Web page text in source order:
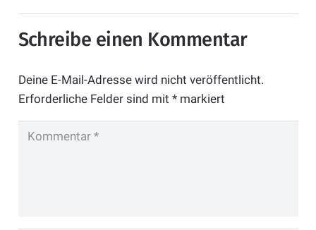
Schreibe einen Kommentar
Deine E-Mail-Adresse wird nicht veröffentlicht.
Erforderliche Felder sind mit *markiert